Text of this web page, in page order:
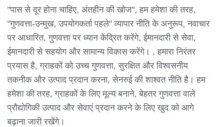
"पास से दूर होना चाहिए, अंतहीन की खोज", हम हमेशा की तरह,
"गुणवत्ता-उन्मुख, उपयोगकर्ता पहले" व्यापार नीति के अनुरूप, नवाचार
पर आधारित, गुणवत्ता पर ध्यान केंद्रित करेंगे, ईमानदारी से सेवा,
ईमानदारी से सहयोग और सामान्य विकास करेंगे। , हमारा निरंतर
प्रयास है, ग्राहकों को उच्च गुणवत्ता, सुरक्षित और विश्वसनीय
तकनीक और उत्पाद प्रदान करना, सेनरुई की शाश्वत नीति है। हम
हमेशा की तरह, ग्राहकों के लिए मूल्य बनाने, बेहतर गुणवत्ता वाले
प्रौद्योगिकी उत्पाद और सेवाएं प्रदान करने के लिए खुद को आगे
बढ़ाना जारी रखेंगे।